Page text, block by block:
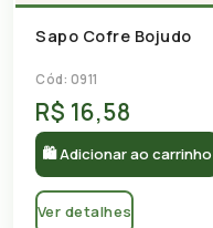
Sapo Cofre Bojudo
Cód: 0911
R$ 16,58
🛍 Adicionar ao carrinho
Ver detalhes